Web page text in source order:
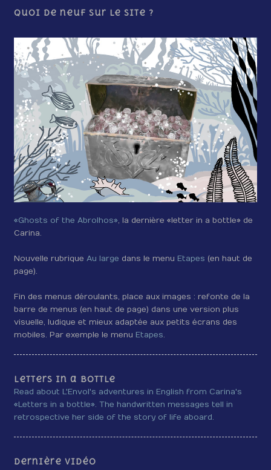
Quoi de neuf sur le site ?
«Ghosts of the Abrolhos», la dernière «letter in a bottle» de
Carina.
Nouvelle rubriqueAu large dans le menu Etapes (en haut de
page).
Fin des menus déroulants, place aux images : refonte de la
barre de menus (en haut de page) dans une version plus
visuelle, ludique et mieux adaptée aux petits écrans des
mobiles. Par exemple le menu Etapes.
Letters in a bottle
Read about L'Envol's adventures in English from Carina's
«Letters in a bottle». The handwritten messages tell in
retrospective her side of the story of life aboard.
Dernière vidéo